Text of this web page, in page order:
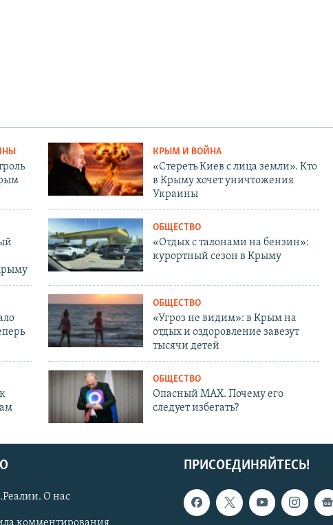
КРЫМ И ВОЙНА
«Стереть Киев с лица земли». Кто
в Крыму хочет уничтожения
Украины
ОБЩЕСТВО
«Отдых с талонами на бензин»:
курортный сезон в Крыму
ОБЩЕСТВО
«Угроз не видим»: в Крым на
отдых и оздоровление завезут
тысячи детей
ОБЩЕСТВО
Опасный MAX. Почему его
следует избегать?
ПРИСОЕДИНЯЙТЕСЬ!
О нас